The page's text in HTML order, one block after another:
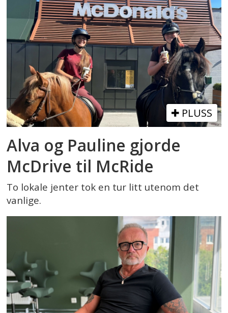
PLUSS
Alva og Pauline gjorde
McDrive til McRide
To lokale jenter tok en tur litt utenom det
vanlige.